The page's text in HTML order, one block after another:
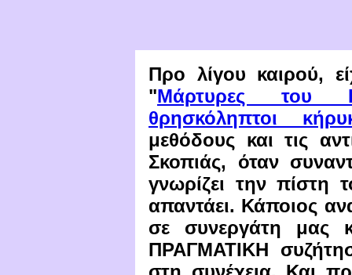
Προ λίγου καιρού,
"Μάρτυρες του
θρησκόληπτοι
μεθόδους και τις
Σκοπιάς, όταν
γνωρίζει την πίστη
απαντάει. Κάποιος
σε συνεργάτη μας
ΠΡΑΓΜΑΤΙΚΗ